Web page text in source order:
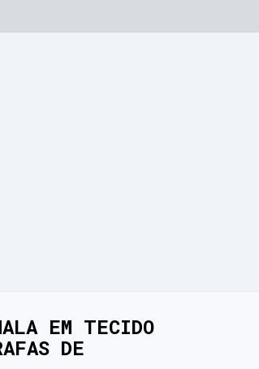
EM TECIDO
DE